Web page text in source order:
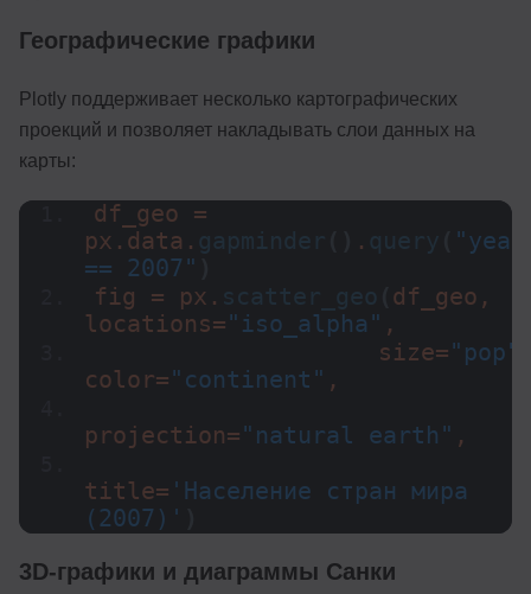
Географические графики
Plotly поддерживает несколько картографических
проекций и позволяет накладывать слои данных на
карты:
df_geo =
px.data. gapminder . query
"year
== 2007"
fig = px. scatter_geo
df_geo,
locations="iso_alpha" ,
                    size=
"pop"
color="continent" ,
projection="natural earth" ,
title= 'Население стран мира
(2007)'
3D-графики и диаграммы Санки